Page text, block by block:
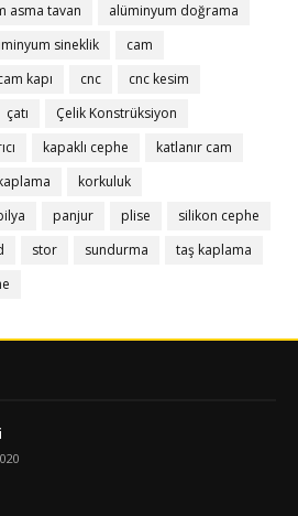
asma tavan
alüminyum doğrama
sineklik
cam
kapı cnc
cnc kesim
çatı
Çelik Konstrüksiyon
kapaklı cephe
katlanır cam
korkuluk
panjur plise
silikon cephe
stor sundurma
taş kaplama